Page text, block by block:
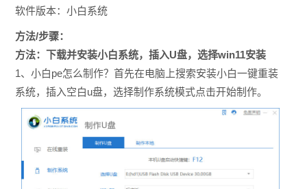
软件版本：小白系统
方法/步骤：
方法：下载并安装小白系统，插入U盘，选择win11安装
1、小白pe怎么制作？首先在电脑上搜索安装小白一键重装
系统，插入空白u盘，选择制作系统模式点击开始制作。